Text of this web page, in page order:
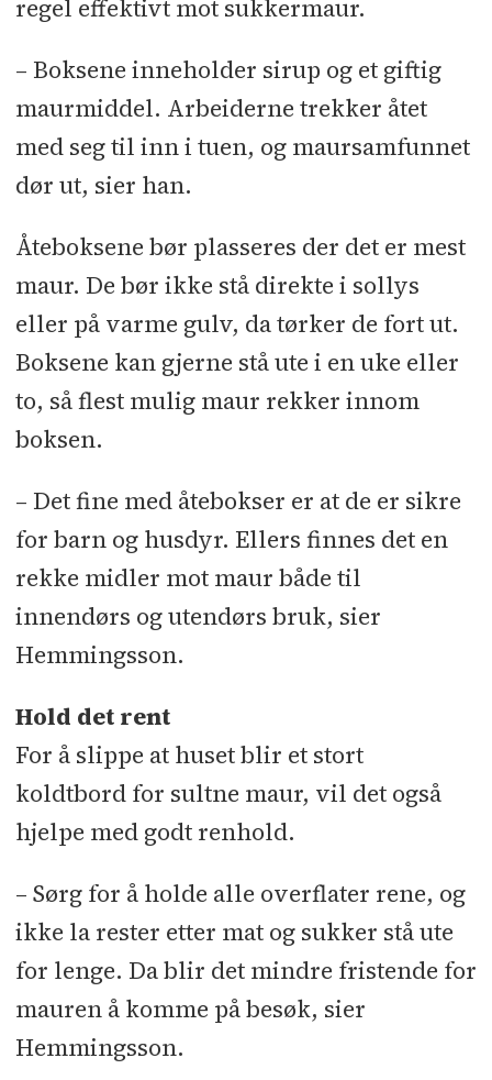
regel effektivt mot sukkermaur.
– Boksene inneholder sirup og et giftig
maurmiddel. Arbeiderne trekker åtet
med seg til inn i tuen, og maursamfunnet
dør ut, sier han.
Åteboksene bør plasseres der det er mest
maur. De bør ikke stå direkte i sollys
eller på varme gulv, da tørker de fort ut.
Boksene kan gjerne stå ute i en uke eller
to, så flest mulig maur rekker innom
boksen.
– Det fine med åtebokser er at de er sikre
for barn og husdyr. Ellers finnes det en
rekke midler mot maur både til
innendørs og utendørs bruk, sier
Hemmingsson.
Hold det rent
For å slippe at huset blir et stort
koldtbord for sultne maur, vil det også
hjelpe med godt renhold.
– Sørg for å holde alle overflater rene, og
ikke la rester etter mat og sukker stå ute
for lenge. Da blir det mindre fristende for
mauren å komme på besøk, sier
Hemmingsson.